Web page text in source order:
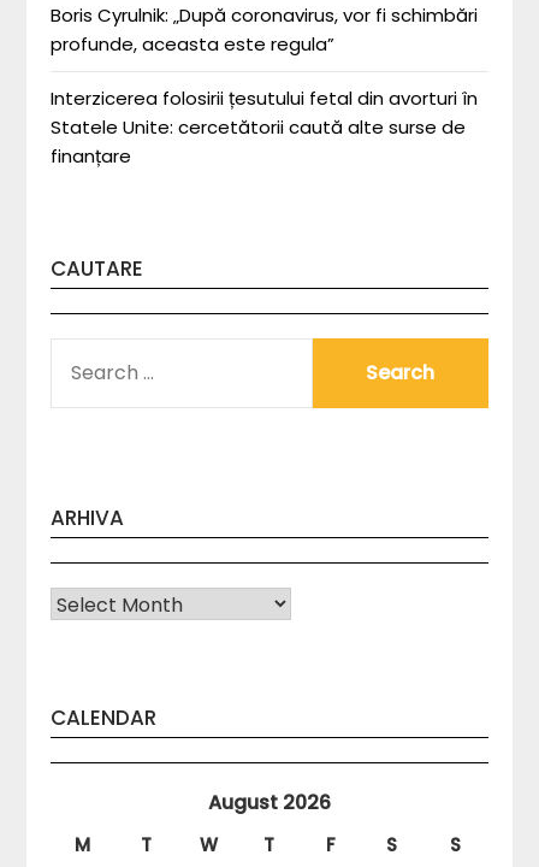
Boris Cyrulnik: „După coronavirus, vor fi schimbări
profunde, aceasta este regula”
Interzicerea folosirii țesutului fetal din avorturi în
Statele Unite: cercetătorii caută alte surse de
finanțare
CAUTARE
FOR:
ARHIVA
Arhiva
CALENDAR
August 2026
M T W T F S
S